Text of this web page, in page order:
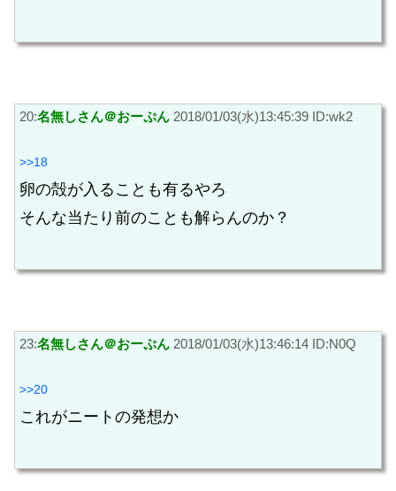
20:名無しさん＠おーぷん 2018/01/03(水)13:45:39 ID:wk2
>>18
卵の殻が入ることも有るやろ
そんな当たり前のことも解らんのか？
23:名無しさん＠おーぷん 2018/01/03(水)13:46:14 ID:N0Q
>>20
これがニートの発想か